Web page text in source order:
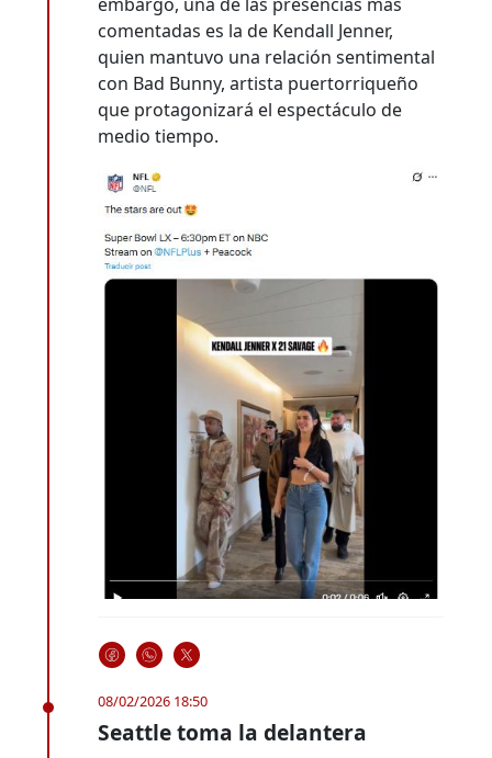
comentadas es la de Kendall Jenner,
quien mantuvo una relación sentimental
con Bad Bunny, artista puertorriqueño
que protagonizará el espectáculo de
medio tiempo.
08/02/2026 18:50
Seattle toma la delantera